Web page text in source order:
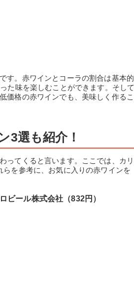
す。赤ワインとコーラの割合は基本的
た味を楽しむことができます。そして
価格の赤ワインでも、美味しく作るこ
3選も紹介！
ってくると言います。ここでは、カリ
を参考に、お気に入りの赤ワインを
ビール株式会社（832円）